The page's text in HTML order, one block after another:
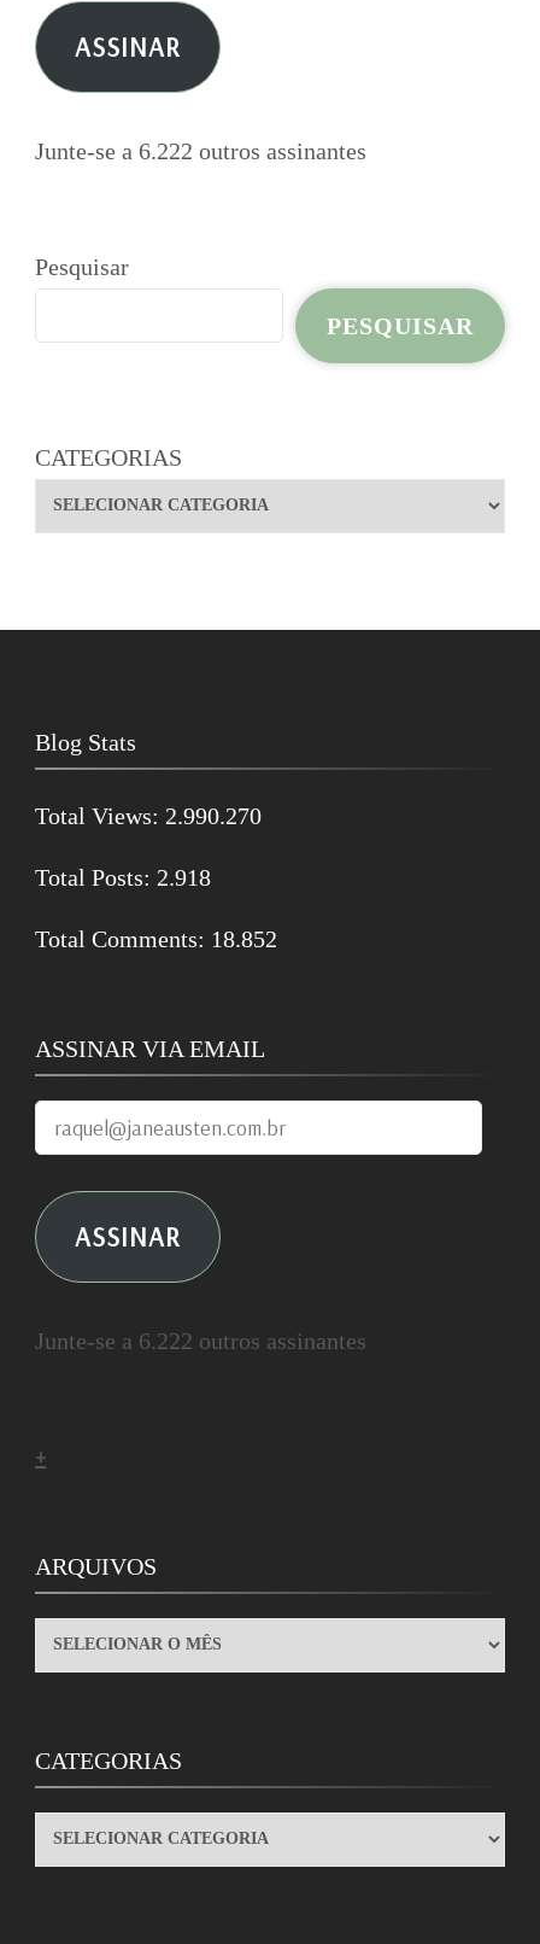
e-
mail ASSINAR
Junte-se a 6.222 outros assinantes
Pesquisar
PESQUISAR
CATEGORIAS
Blog Stats
Total Views: 2.990.270
Total Posts: 2.918
Total Comments: 18.852
ASSINAR VIA EMAIL
raquel@janeausten.com.br
ASSINAR
Junte-se a 6.222 outros assinantes
+
ARQUIVOS
ARQUIVOS
CATEGORIAS
CATEGORIAS